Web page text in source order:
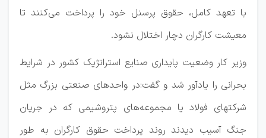
با تعهد کامل، حقوق پرسنل خود را پرداخت می‌کنند تا
معیشت کارگران دچار اختلال نشود.
وزیر کار وضعیت پایداری صنایع استراتژیک کشور در شرایط
بحرانی را یادآور شد و گفت:در واحدهای صنعتی بزرگ مثل
شرکتهای فولاد یا مجموعه‌های پتروشیمی که در جریان
جنگ آسیب دیدند روند پرداخت حقوق کارگران به طور